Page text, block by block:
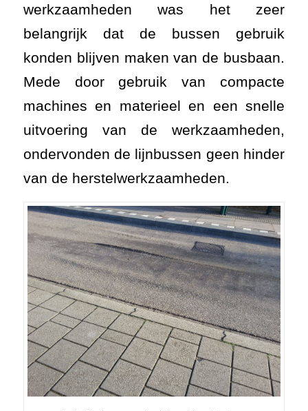
werkzaamheden was het zeer
belangrijk dat de bussen gebruik
konden blijven maken van de busbaan.
Mede door gebruik van compacte
machines en materieel en een snelle
uitvoering van de werkzaamheden,
ondervonden de lijnbussen geen hinder
van de herstelwerkzaamheden.